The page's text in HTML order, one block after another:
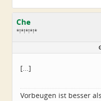
Che
*!*!*!*!*
Alter:
72
Dabei seit:
[...]
Vorbeugen ist besser